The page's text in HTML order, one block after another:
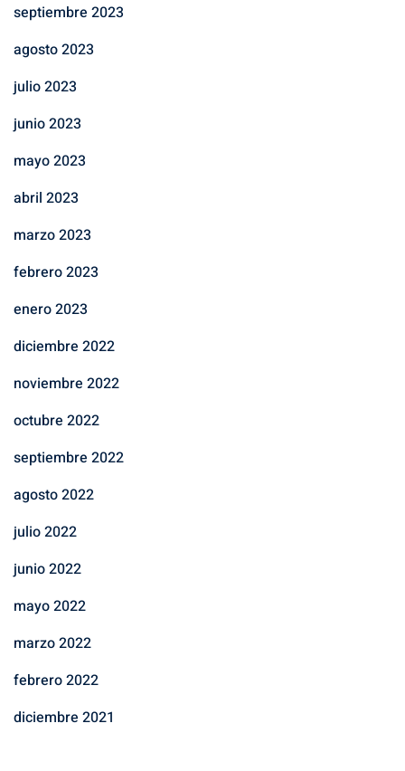
septiembre 2023
agosto 2023
julio 2023
junio 2023
mayo 2023
abril 2023
marzo 2023
febrero 2023
enero 2023
diciembre 2022
noviembre 2022
octubre 2022
septiembre 2022
agosto 2022
julio 2022
junio 2022
mayo 2022
marzo 2022
febrero 2022
diciembre 2021